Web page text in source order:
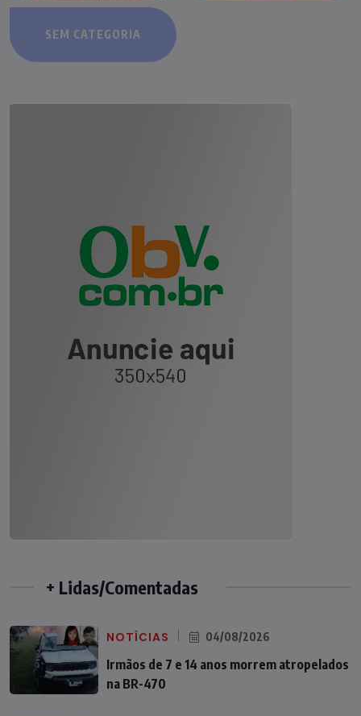
SEM CATEGORIA
+ Lidas/Comentadas
NOTÍCIAS 04/08/2026
Irmãos de 7 e 14 anos morrem atropelados
na BR-470